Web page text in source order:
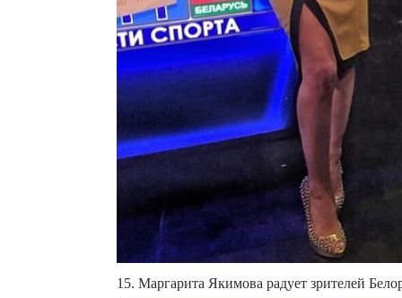
15. Маргарита Якимова радует зрителей